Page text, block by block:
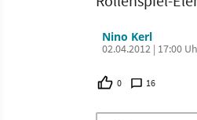
Nino Kerl
02.04.2012 | 17:00
0 16